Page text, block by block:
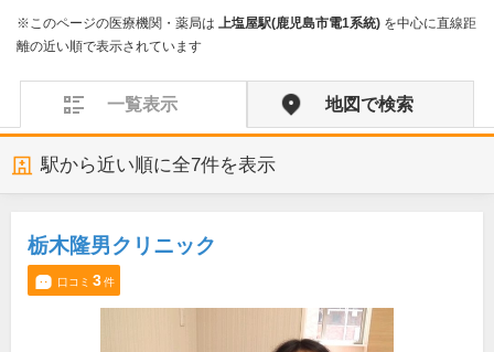
※このページの医療機関・薬局は 上塩屋駅(鹿児島市電1系統) を中心に直線距
離の近い順で表示されています
一覧表示 地図で検索
駅から近い順に全7件を表示
栃木隆男クリニック
口コミ 3件